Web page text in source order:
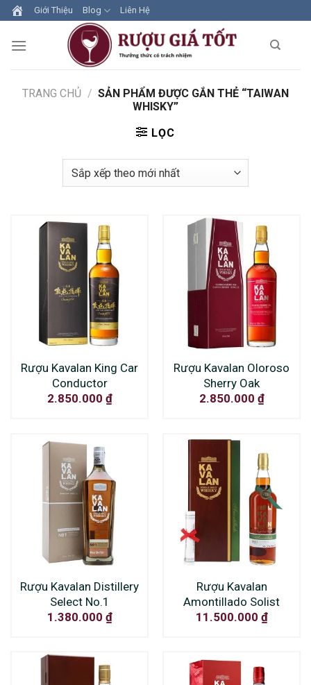
Skip
to
content
Giới Thiệu Blog Liên Hệ
TRANG CHỦ / SẢN PHẨM ĐƯỢC GẮN THẺ “TAIWAN
WHISKY”
LỌC
Rượu Kavalan King Car
Conductor
2.850.000 ₫
Rượu Kavalan Oloroso
Sherry Oak
2.850.000 ₫
Rượu Kavalan Distillery
Select No.1
1.380.000 ₫
Rượu Kavalan
Amontillado Solist
11.500.000 ₫